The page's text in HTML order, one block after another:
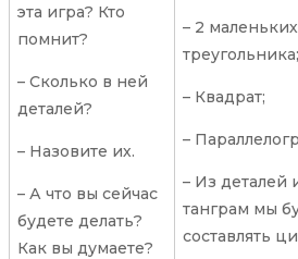
эта игра? Кто
помнит?
– Сколько в ней
деталей?
– Назовите их.
– А что вы сейчас
будете делать?
Как вы думаете?
– 2 маленьких
треугольника;
– Квадрат;
–
– Из деталей
танграм мы
составлять